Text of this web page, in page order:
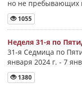
но не пребывающих
1055
Неделя 31-я по
31-я Седмица по
января 2024 г. - 7
1380